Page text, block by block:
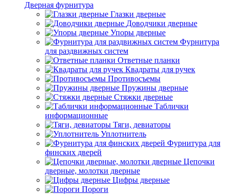
Дверная фурнитура
Глазки дверные
Доводчики дверные
Упоры дверные
Фурнитура
для раздвижных систем
Ответные планки
Квадраты для ручек
Противосъемы
Пружины дверные
Стяжки дверные
Таблички
информационные
Тяги, девиаторы
Уплотнитель
Фурнитура для
финских дверей
Цепочки
дверные, молотки дверные
Цифры дверные
Пороги